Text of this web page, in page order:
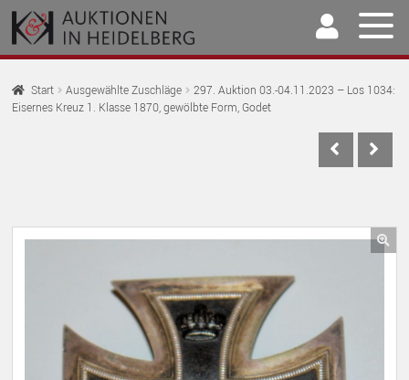
Zur
Navigation
springen
Springe
zum
Inhalt
Home
Start Ausgewählte Zuschläge
297. Auktion 03.-04.11.2023 – Los 1034:
Eisernes Kreuz 1. Klasse 1870, gewölbte Form, Godet